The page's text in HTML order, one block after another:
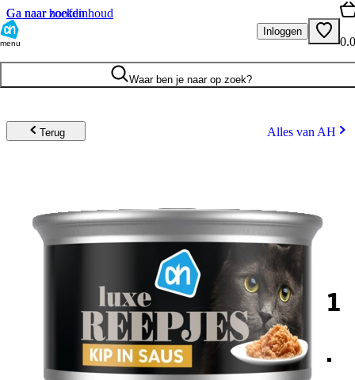
Ga naar hoofdinhoud
Ga naar zoeken
menu
Inloggen
Waar ben je naar op zoek?
Terug Alles van AH
1
.